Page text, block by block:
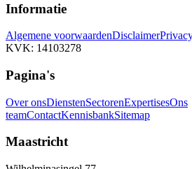
Informatie
Algemene voorwaardenDisclaimer
KVK: 14103278
Pagina's
Over onsDienstenSectorenExpertisesOns
teamContactKennisbankSitemap
Maastricht